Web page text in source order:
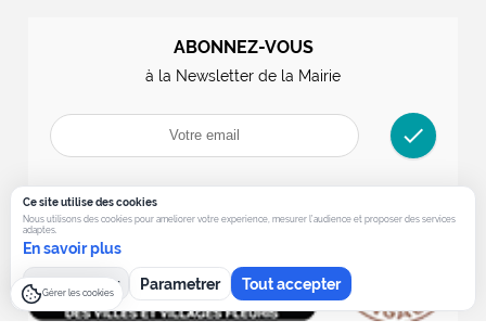
ABONNEZ-VOUS
à la Newsletter de la Mairie
check
Ce site utilise des cookies
Nous utilisons des cookies pour ameliorer votre experience, mesurer l’audience et proposer des services
adaptes.
En savoir plus
Tout refuser Parametrer Tout accepter
Gérer les cookies